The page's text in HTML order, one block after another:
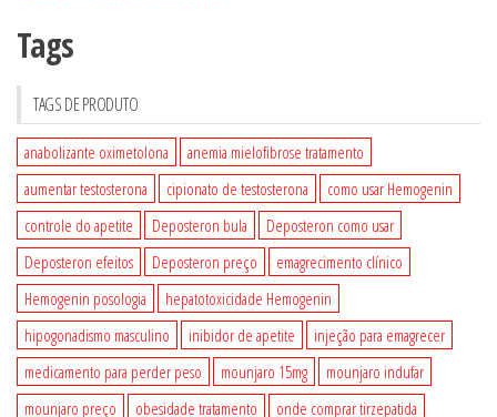
Tags
TAGS DE PRODUTO
anabolizante oximetolona
anemia mielofibrose tratamento
aumentar testosterona
cipionato de testosterona
como usar Hemogenin
controle do apetite
Deposteron bula
Deposteron como usar
Deposteron efeitos
Deposteron preço
emagrecimento clínico
Hemogenin posologia
hepatotoxicidade Hemogenin
hipogonadismo masculino
inibidor de apetite
injeção para emagrecer
medicamento para perder peso
mounjaro 15mg
mounjaro indufar
mounjaro preço
obesidade tratamento onde comprar tirzepatida